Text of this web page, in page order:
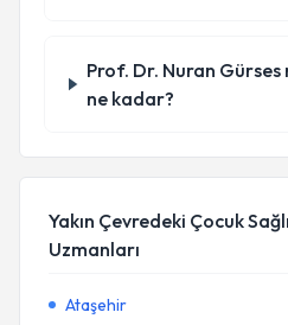
Prof. Dr. Nuran
ne kadar?
Yakın Çevredeki Çocuk
Uzmanları
Ataşehir